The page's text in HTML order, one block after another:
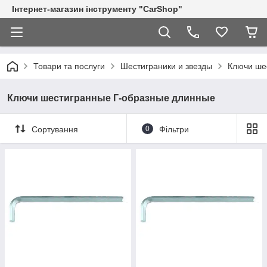
Інтернет-магазин інструменту "CarShop"
Товари та послуги Шестиграники и звезды Ключи
Ключи шестигранные Г-образные длинные
Сортування 0 Фільтри